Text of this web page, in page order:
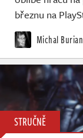
březnu na
Michal Burian
STRUČNĚ